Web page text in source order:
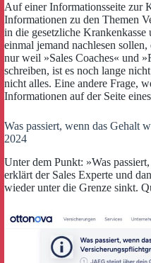
Auf einer Informationsseite zur
Informationen zu den Themen
in die gesetzliche
einmal jemand nachlesen
nur weil »Sales Coaches« und
schreiben, ist es noch lange
nicht alles. Eine andere Frage,
Informationen auf der Seite
Was passiert, wenn das Gehalt
2024
Unter dem Punkt: »Was
erklärt der Sales Experte und
wieder unter die Grenze sinkt.